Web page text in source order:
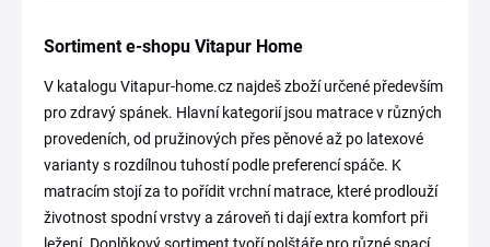
Sortiment e-shopu Vitapur Home
V katalogu Vitapur-home.cz najdeš zboží určené především
pro zdravý spánek. Hlavní kategorií jsou matrace v různých
provedeních, od pružinových přes pěnové až po latexové
varianty s rozdílnou tuhostí podle preferencí spáče. K
matracím stojí za to pořídit vrchní matrace, které prodlouží
životnost spodní vrstvy a zároveň ti dají extra komfort při